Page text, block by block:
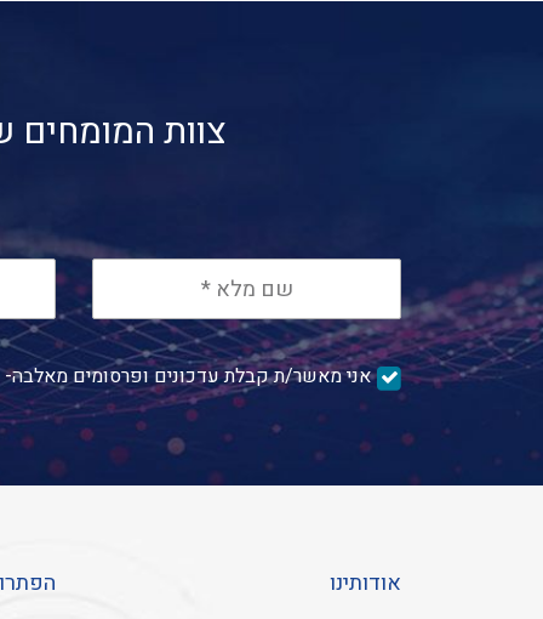
צוות המומחים
אני מאשר/ת קבלת עדכונים ופרסומים מאלבה-
אודותינו